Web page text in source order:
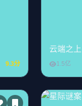
9.3分
云端之上
1.5亿